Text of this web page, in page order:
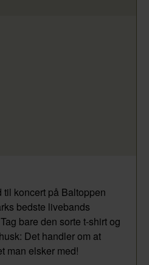
til koncert på Baltoppen
bedste livebands
bare den sorte t-shirt og
Det handler om at
man elsker med!